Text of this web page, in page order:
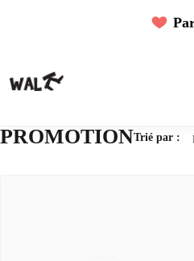
PROMOTIONTrié par :